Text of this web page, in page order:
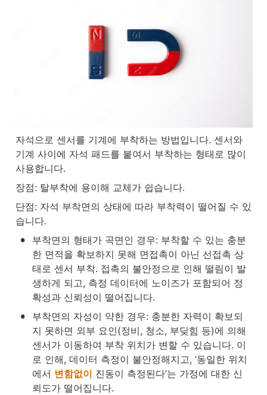
자석으로 센서를 기계에 부착하는 방법입니다. 센서와
기계 사이에 자석 패드를 붙여서 부착하는 형태로 많이
사용합니다.
장점: 탈부착에 용이해 교체가 쉽습니다.
단점: 자석 부착면의 상태에 따라 부착력이 떨어질 수 있
습니다.
•
부착면의 형태가 곡면인 경우: 부착할 수 있는 충분
한 면적을 확보하지 못해 면접촉이 아닌 선접촉 상
태로 센서 부착. 접촉의 불안정으로 인해 떨림이 발
생하게 되고, 측정 데이터에 노이즈가 포함되어 정
확성과 신뢰성이 떨어집니다.
•
부착면의 자성이 약한 경우: 충분한 자력이 확보되
지 못하면 외부 요인(정비, 청소, 부딪힘 등)에 의해
센서가 이동하여 부착 위치가 변할 수 있습니다. 이
로 인해, 데이터 측정이 불안정해지고, ‘동일한 위치
에서 변함없이 진동이 측정된다’는 가정에 대한 신
뢰도가 떨어집니다.